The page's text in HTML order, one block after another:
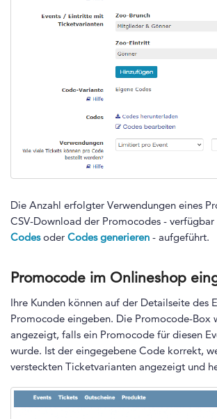
Die Anzahl erfolgter Verwendungen eines
CSV-Download der Promocodes - verfügbar
Codes oder Codes generieren - aufgeführt.
Promocode im Onlineshop
Ihre Kunden können auf der Detailseite des
Promocode eingeben. Die Promocode-Box
angezeigt, falls ein Promocode für diesen
wurde. Ist der eingegebene Code korrekt,
versteckten Ticketvarianten angezeigt und